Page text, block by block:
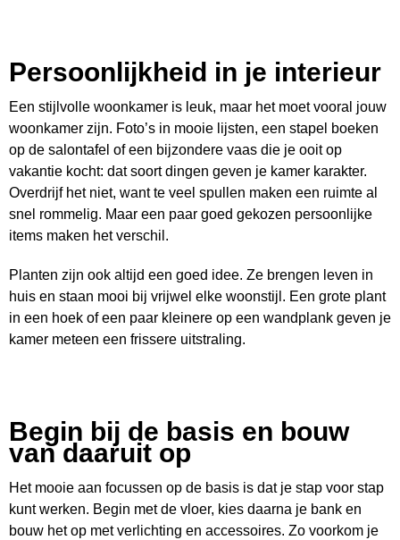
Persoonlijkheid in je interieur
Een stijlvolle woonkamer is leuk, maar het moet vooral jouw
woonkamer zijn. Foto’s in mooie lijsten, een stapel boeken
op de salontafel of een bijzondere vaas die je ooit op
vakantie kocht: dat soort dingen geven je kamer karakter.
Overdrijf het niet, want te veel spullen maken een ruimte al
snel rommelig. Maar een paar goed gekozen persoonlijke
items maken het verschil.
Planten zijn ook altijd een goed idee. Ze brengen leven in
huis en staan mooi bij vrijwel elke woonstijl. Een grote plant
in een hoek of een paar kleinere op een wandplank geven je
kamer meteen een frissere uitstraling.
Begin bij de basis en bouw
van daaruit op
Het mooie aan focussen op de basis is dat je stap voor stap
kunt werken. Begin met de vloer, kies daarna je bank en
bouw het op met verlichting en accessoires. Zo voorkom je